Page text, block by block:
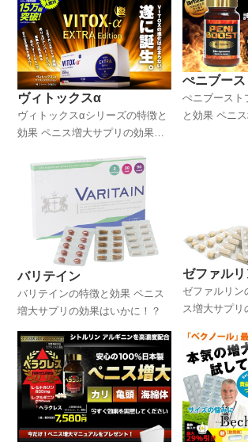
ヴィトックスα
ヴィトックスαシリーズの特徴と
効果 ペニス増大サプリの効果は
ぺニブース
ぺニブースト
と効果 ペニ
バリテイン
バリテインの特徴と効果 ペニス
増大サプリの効果はいかに！？
ゼファルリ
ゼファルリン
ス増大サプリ